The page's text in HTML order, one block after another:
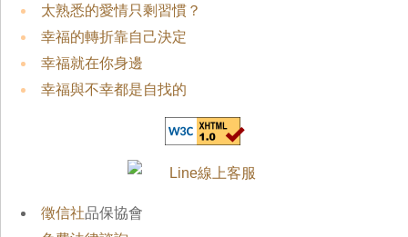
太熟悉的愛情只剩習慣？
幸福的轉折靠自己決定
幸福就在你身邊
幸福與不幸都是自找的
徵信社品保協會